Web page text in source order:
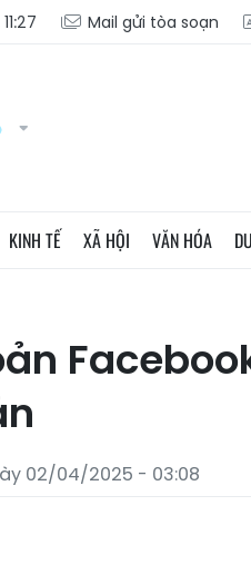
Mail gửi tòa soạn
KINH TẾ XÃ HỘI VĂN HÓA
02/04/2025 - 03:08